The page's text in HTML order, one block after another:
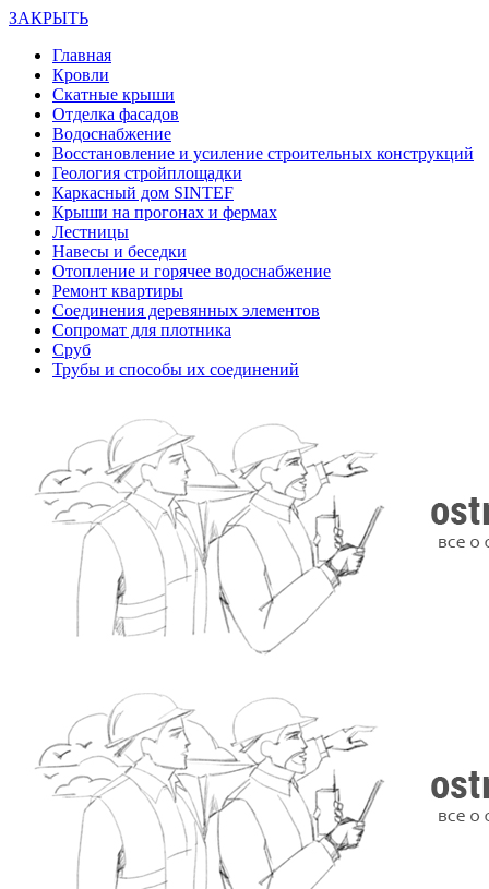
ЗАКРЫТЬ
Главная
Кровли
Скатные крыши
Отделка фасадов
Водоснабжение
Восстановление и усиление строительных конструкций
Геология стройплощадки
Каркасный дом SINTEF
Крыши на прогонах и фермах
Лестницы
Навесы и беседки
Отопление и горячее водоснабжение
Ремонт квартиры
Соединения деревянных элементов
Сопромат для плотника
Сруб
Трубы и способы их соединений